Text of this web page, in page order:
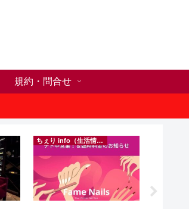
規約・問合せ
ちぇり info（生活情報）